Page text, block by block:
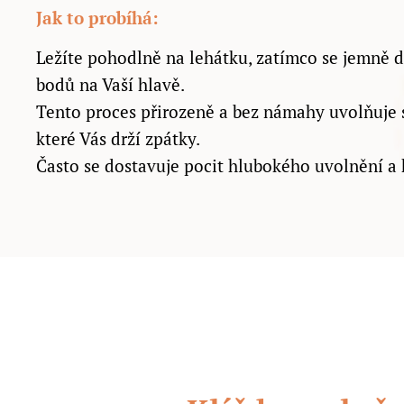
Jak to probíhá:
Ležíte pohodlně na lehátku, zatímco se jemně
bodů na Vaší hlavě.
Tento proces přirozeně a bez námahy uvolňuje
které Vás drží zpátky.
Často se dostavuje pocit hlubokého uvolnění